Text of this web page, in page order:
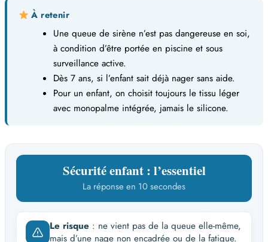
À retenir
Une queue de sirène n’est pas dangereuse en soi,
à condition d’être portée en piscine et sous
surveillance active.
Dès 7 ans, si l’enfant sait déjà nager sans aide.
Pour un enfant, on choisit toujours le tissu léger
avec monopalme intégrée, jamais le silicone.
Sécurité enfant : l’essentiel
La réponse en 10 secondes
Le risque: ne vient pas de la queue elle-même,
mais d’une nage non encadrée ou de la fatigue.